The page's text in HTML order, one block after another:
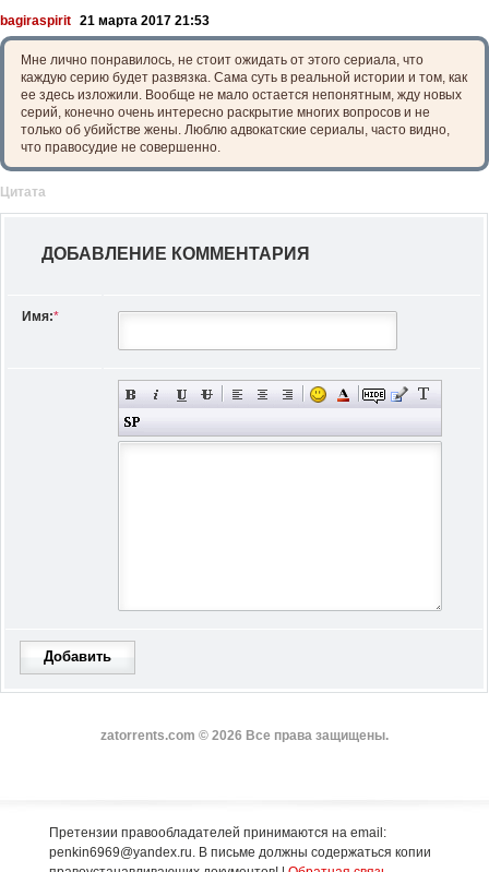
bagiraspirit 21 марта 2017 21:53
Мне лично понравилось, не стоит ожидать от этого сериала, что
каждую серию будет развязка. Сама суть в реальной истории и том, как
ее здесь изложили. Вообще не мало остается непонятным, жду новых
серий, конечно очень интересно раскрытие многих вопросов и не
только об убийстве жены. Люблю адвокатские сериалы, часто видно,
что правосудие не совершенно.
Цитата
ДОБАВЛЕНИЕ КОММЕНТАРИЯ
Имя:*
Добавить
zatorrents.com © 2026 Все права защищены.
Претензии правообладателей принимаются на email:
penkin6969@yandex.ru. В письме должны содержаться копии